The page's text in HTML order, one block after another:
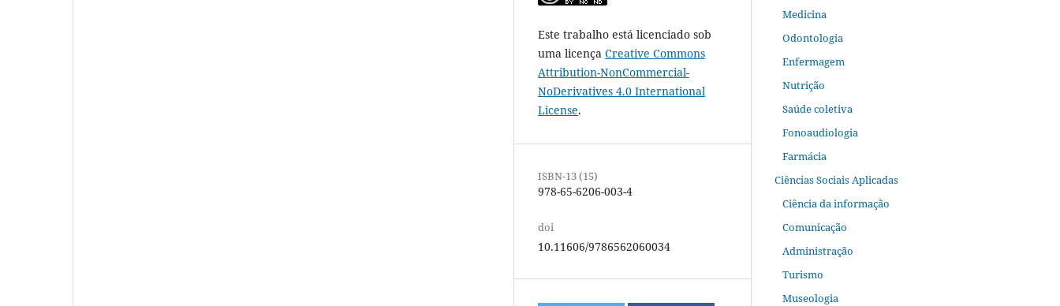
Este trabalho está licenciado sob
uma licença Creative Commons
Attribution-NonCommercial-
NoDerivatives 4.0 International
License.
ISBN-13 (15)
978-65-6206-003-4
doi
10.11606/9786562060034
Medicina
Odontologia
Enfermagem
Nutrição
Saúde coletiva
Fonoaudiologia
Farmácia
Ciências Sociais Aplicadas
Ciência da informação
Comunicação
Administração
Turismo
Museologia